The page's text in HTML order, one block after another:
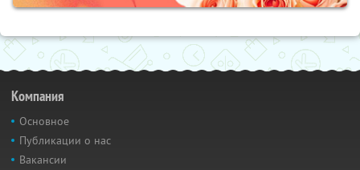
Компания
Основное
Публикации о нас
Вакансии